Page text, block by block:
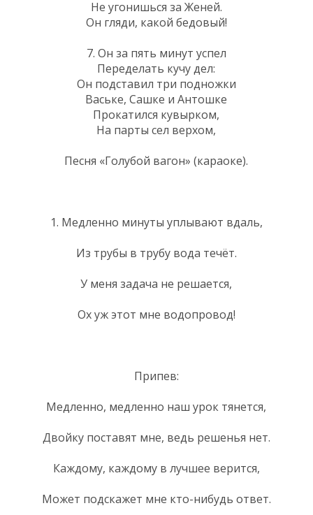
Не угонишься за Женей.
Он гляди, какой бедовый!
7. Он за пять минут успел
Переделать кучу дел:
Он подставил три подножки
Ваське, Сашке и Антошке
Прокатился кувырком,
На парты сел верхом,
Песня «Голубой вагон» (караоке).
1. Медленно минуты уплывают вдаль,
Из трубы в трубу вода течёт.
У меня задача не решается,
Ох уж этот мне водопровод!
Припев:
Медленно, медленно наш урок тянется,
Двойку поставят мне, ведь решенья нет.
Каждому, каждому в лучшее верится,
Может подскажет мне кто-нибудь ответ.